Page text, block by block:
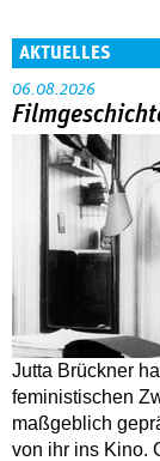
AKTUELLES
06.08.2026
Jutta Brückner
feministischen
maßgeblich
von ihr ins Kino.